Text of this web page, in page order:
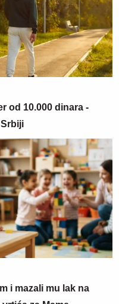
od 10.000 dinara -
i mazali mu lak na